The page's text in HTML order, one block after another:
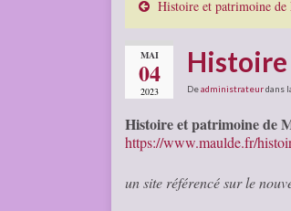
Histoire et patrimoine
MAI
04
2023 Deadministrateurdans
Histoire et patrimoine de
https://www.maulde.fr/
un site référencé sur le